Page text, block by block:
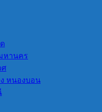
หานคร
ศ
หนองบอน